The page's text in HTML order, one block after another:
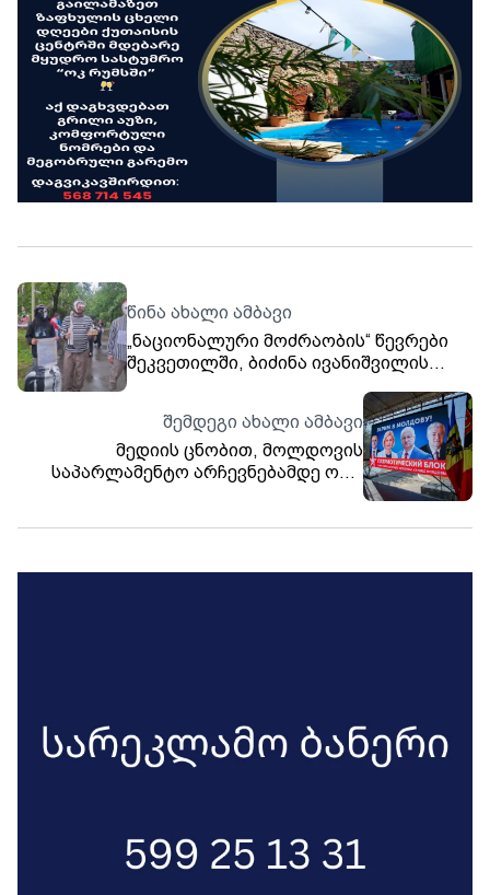
წინა ახალი ამბავი
„ნაციონალური მოძრაობის“ წევრები
შეკვეთილში, ბიძინა ივანიშვილის
შემდეგი ახალი ამბავი
მედიის ცნობით, მოლდოვის
საპარლამენტო არჩევნებამდე ორი